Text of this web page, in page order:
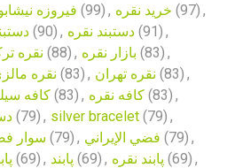
فیروزه (99) , خرید نقره (97) ,
(90) , دستبند نقره (91) ,
نقره (88) , بازار نقره (83) ,
نقره (83) , نقره تهران (83) ,
کافه (83) , کافه نقره (83) ,
(79) , silver bracelet (79) ,
سوار (79) , فضي الإيراني (79) ,
(69) , پابند (69) , پابند نقره (69) ,